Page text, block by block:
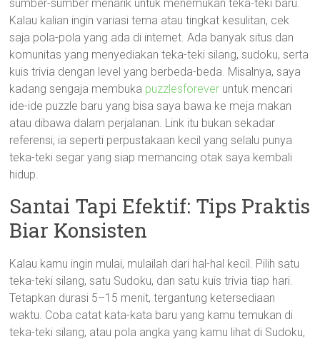
sumber-sumber menarik untuk menemukan teka-teki baru.
Kalau kalian ingin variasi tema atau tingkat kesulitan, cek
saja pola-pola yang ada di internet. Ada banyak situs dan
komunitas yang menyediakan teka-teki silang, sudoku, serta
kuis trivia dengan level yang berbeda-beda. Misalnya, saya
kadang sengaja membuka puzzlesforever untuk mencari
ide-ide puzzle baru yang bisa saya bawa ke meja makan
atau dibawa dalam perjalanan. Link itu bukan sekadar
referensi; ia seperti perpustakaan kecil yang selalu punya
teka-teki segar yang siap memancing otak saya kembali
hidup.
Santai Tapi Efektif: Tips Praktis
Biar Konsisten
Kalau kamu ingin mulai, mulailah dari hal-hal kecil. Pilih satu
teka-teki silang, satu Sudoku, dan satu kuis trivia tiap hari.
Tetapkan durasi 5–15 menit, tergantung ketersediaan
waktu. Coba catat kata-kata baru yang kamu temukan di
teka-teki silang, atau pola angka yang kamu lihat di Sudoku,